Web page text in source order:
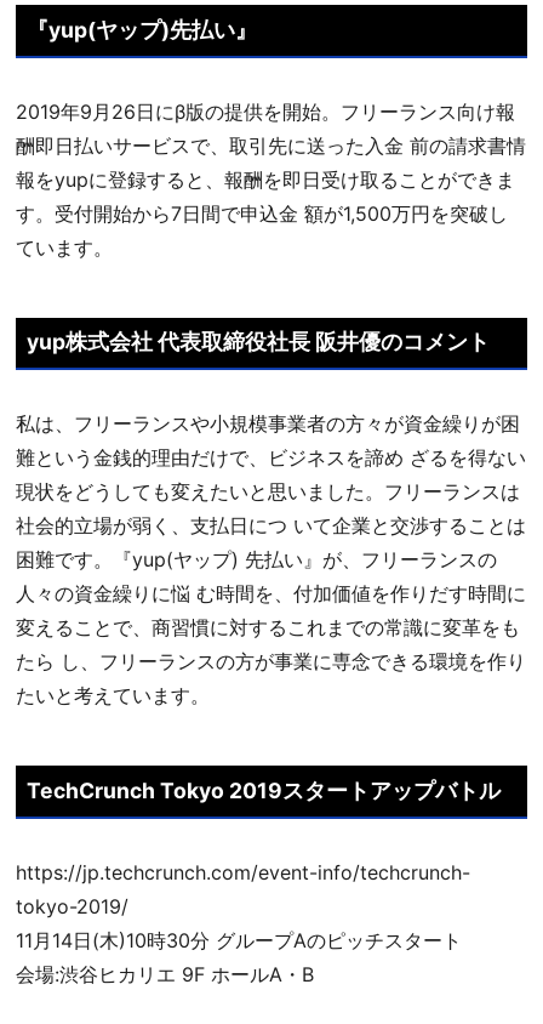
​『yup(ヤップ)先払い』
2019年9月26日にβ版の提供を開始。フリーランス向け報
酬即日払いサービスで、取引先に送った入金 前の請求書情
報をyupに登録すると、報酬を即日受け取ることができま
す。受付開始から7日間で申込金 額が1,500万円を突破し
ています。
​yup株式会社 代表取締役社⻑ 阪井優のコメント
私は、フリーランスや小規模事業者の方々が資金繰りが困
難という金銭的理由だけで、ビジネスを諦め ざるを得ない
現状をどうしても変えたいと思いました。フリーランスは
社会的立場が弱く、支払日につ いて企業と交渉することは
困難です。『yup(ヤップ) 先払い』が、フリーランスの
人々の資金繰りに悩 む時間を、付加価値を作りだす時間に
変えることで、商習慣に対するこれまでの常識に変革をも
たら し、フリーランスの方が事業に専念できる環境を作り
たいと考えています。
TechCrunch Tokyo 2019スタートアップバトル​
https://jp.techcrunch.com/event-info/techcrunch-
tokyo-2019/
11月14日(木)10時30分 グループAのピッチスタート
会場:渋谷ヒカリエ 9F ホールA・B